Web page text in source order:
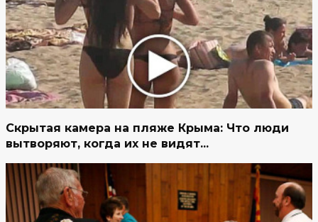
Скрытая камера на пляже Крыма: Что люди
вытворяют, когда их не видят...